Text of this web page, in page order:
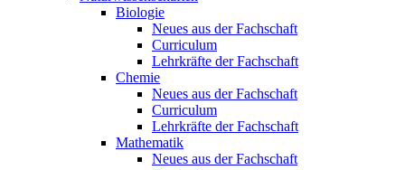
Biologie
Neues aus der Fachschaft
Curriculum
Lehrkräfte der Fachschaft
Chemie
Neues aus der Fachschaft
Curriculum
Lehrkräfte der Fachschaft
Mathematik
Neues aus der Fachschaft